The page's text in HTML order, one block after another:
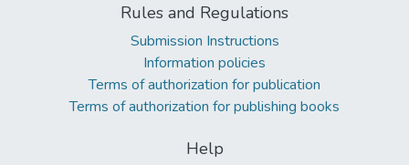
Rules and Regulations
Submission Instructions
Information policies
Terms of authorization for publication
Terms of authorization for publishing books
Help